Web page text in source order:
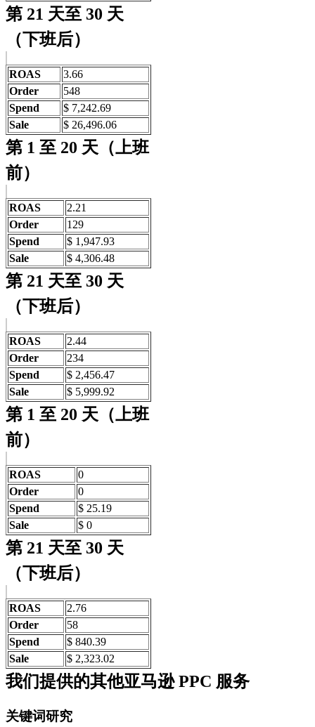
第 21 天至 30 天
（下班后）
ROAS
3.66
Order
548
Spend
$ 7,242.69
Sale
$ 26,496.06
第 1 至 20 天（上班
前）
ROAS
2.21
Order
129
Spend
$ 1,947.93
Sale
$ 4,306.48
第 21 天至 30 天
（下班后）
ROAS
2.44
Order
234
Spend
$ 2,456.47
Sale
$ 5,999.92
第 1 至 20 天（上班
前）
ROAS
0
Order
0
Spend
$ 25.19
Sale
$ 0
第 21 天至 30 天
（下班后）
ROAS
2.76
Order
58
Spend
$ 840.39
Sale
$ 2,323.02
我们提供的其他亚马逊 PPC 服务
关键词研究